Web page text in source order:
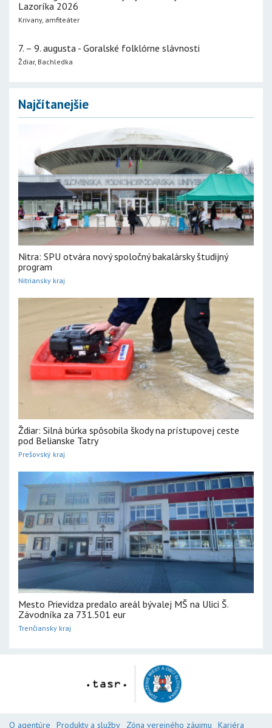
Lazoríka 2026
Krivany, amfiteáter
7. – 9. augusta - Goralské folklórne slávnosti
Ždiar, Bachledka
Najčítanejšie
Nitra: SPU otvára nový spoločný bakalársky študijný
program
Nitriansky kraj
Ždiar: Silná búrka spôsobila škody na prístupovej ceste
pod Belianske Tatry
Prešovský kraj
Mesto Prievidza predalo areál bývalej MŠ na Ulici Š.
Závodníka za 731.501 eur
Trenčiansky kraj
O agentúre Produkty a služby Zóna verejného záujmu Kariéra